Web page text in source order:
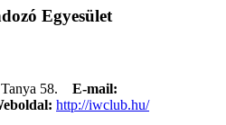
Egyesület
Tanya 58. E-mail:
http://iwclub.hu/